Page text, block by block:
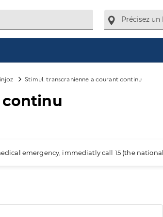
Stimul. transcranienne a courant continu
emergency, immediatly call 15 (the